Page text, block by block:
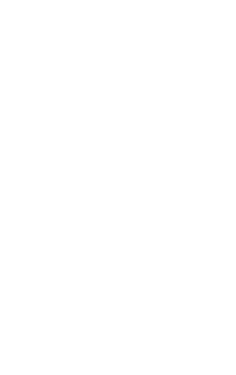
います
ザーです